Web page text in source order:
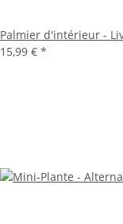
Palmier d'intérieur -
15,99 € *